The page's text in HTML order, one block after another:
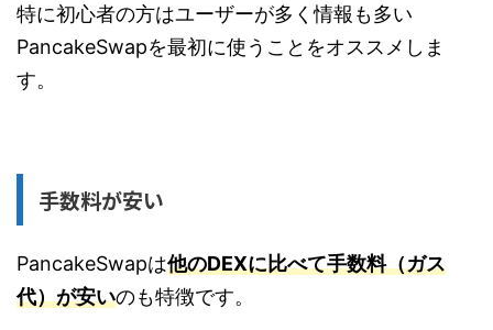
特に初心者の方はユーザーが多く情報も多い
PancakeSwapを最初に使うことをオススメしま
す。
手数料が安い
PancakeSwapは他のDEXに比べて手数料（ガス
代）が安いのも特徴です。